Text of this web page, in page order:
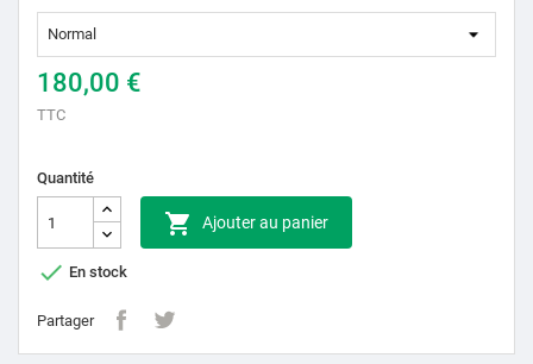
180,00 €
TTC
Quantité
 Ajouter au panier
 En stock
Partager